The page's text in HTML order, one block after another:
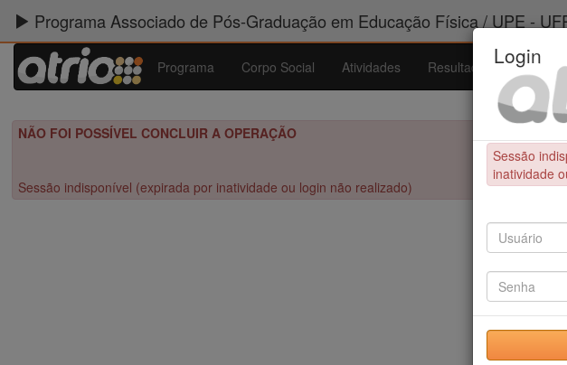
Programa Associado de Pós-Graduação em Educação Física / UPE -
Programa Corpo Social Atividades Resultados
NÃO FOI POSSÍVEL CONCLUIR A OPERAÇÃO
Sessão indisponível (expirada por inatividade ou login não realizado)
Login
Sessão
inatividade